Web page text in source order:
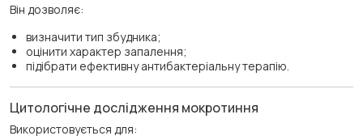
Він дозволяє:
визначити тип збудника;
оцінити характер запалення;
підібрати ефективну антибактеріальну терапію.
Цитологічне дослідження мокротиння
Використовується для: